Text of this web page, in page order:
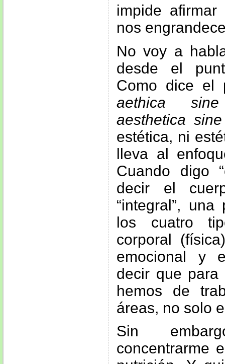
impide
nos
No voy a
desde el
Como dice el
aethica
aesthetica
estética, ni
lleva al
Cuando digo
decir el
“integral”, una
los cuatro
corporal
emocional y
decir que para
hemos de
áreas, no solo
Sin
concentrarme